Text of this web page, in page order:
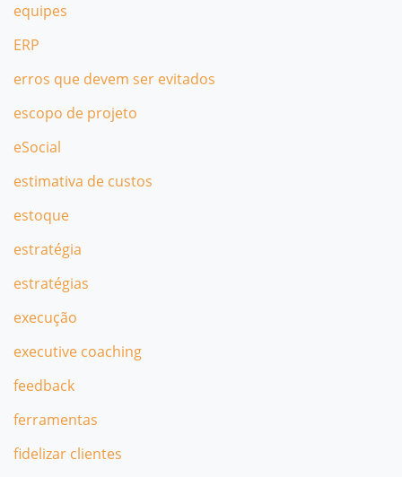
equipes
ERP
erros que devem ser evitados
escopo de projeto
eSocial
estimativa de custos
estoque
estratégia
estratégias
execução
executive coaching
feedback
ferramentas
fidelizar clientes